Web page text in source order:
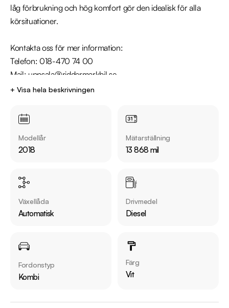
låg förbrukning och hög komfort gör den idealisk för alla
körsituationer.
Kontakta oss för mer information:
Telefon: 018-470 74 00
Mail: uppsala@riddermarkbil.se
Adress: Kungsgatan 103, 753 18, Uppsala
Utrustning inkluderar:
series=a4
Övrig information om bilen:
Vid blandad körning är förbrukning endast 0.45l/mil
+ Visa hela beskrivningen
Modellår
2018
Mätarställning
13 868 mil
Växellåda
Automatisk
Drivmedel
Diesel
Fordonstyp
Kombi
Färg
Vit